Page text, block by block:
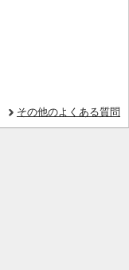
その他のよくある質問